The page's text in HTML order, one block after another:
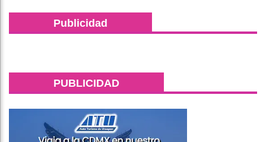
Publicidad
PUBLICIDAD